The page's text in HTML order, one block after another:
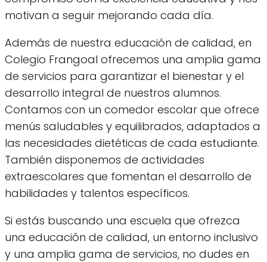
motivan a seguir mejorando cada día.
Además de nuestra educación de calidad, en
Colegio Frangoal ofrecemos una amplia gama
de servicios para garantizar el bienestar y el
desarrollo integral de nuestros alumnos.
Contamos con un comedor escolar que ofrece
menús saludables y equilibrados, adaptados a
las necesidades dietéticas de cada estudiante.
También disponemos de actividades
extraescolares que fomentan el desarrollo de
habilidades y talentos específicos.
Si estás buscando una escuela que ofrezca
una educación de calidad, un entorno inclusivo
y una amplia gama de servicios, no dudes en